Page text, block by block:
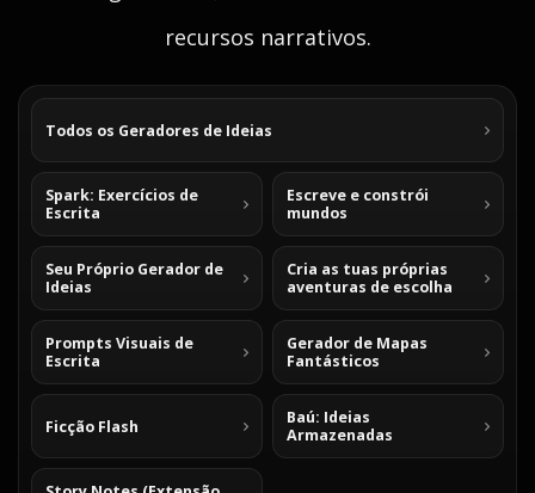
recursos narrativos.
Todos os Geradores de Ideias
Spark: Exercícios de
Escrita
Escreve e constrói
mundos
Seu Próprio Gerador de
Ideias
Cria as tuas próprias
aventuras de escolha
Prompts Visuais de
Escrita
Gerador de Mapas
Fantásticos
Ficção Flash
Baú: Ideias
Armazenadas